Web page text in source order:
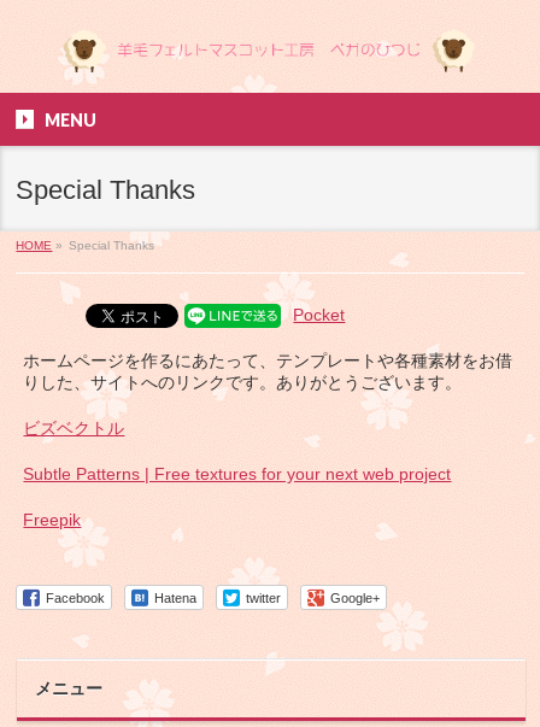
MENU
Special Thanks
HOME » Special Thanks
Pocket
ホームページを作るにあたって、テンプレートや各種素材をお借
りした、サイトへのリンクです。ありがとうございます。
ビズベクトル
Subtle Patterns | Free textures for your next web project
Freepik
Facebook Hatena twitter Google+
メニュー